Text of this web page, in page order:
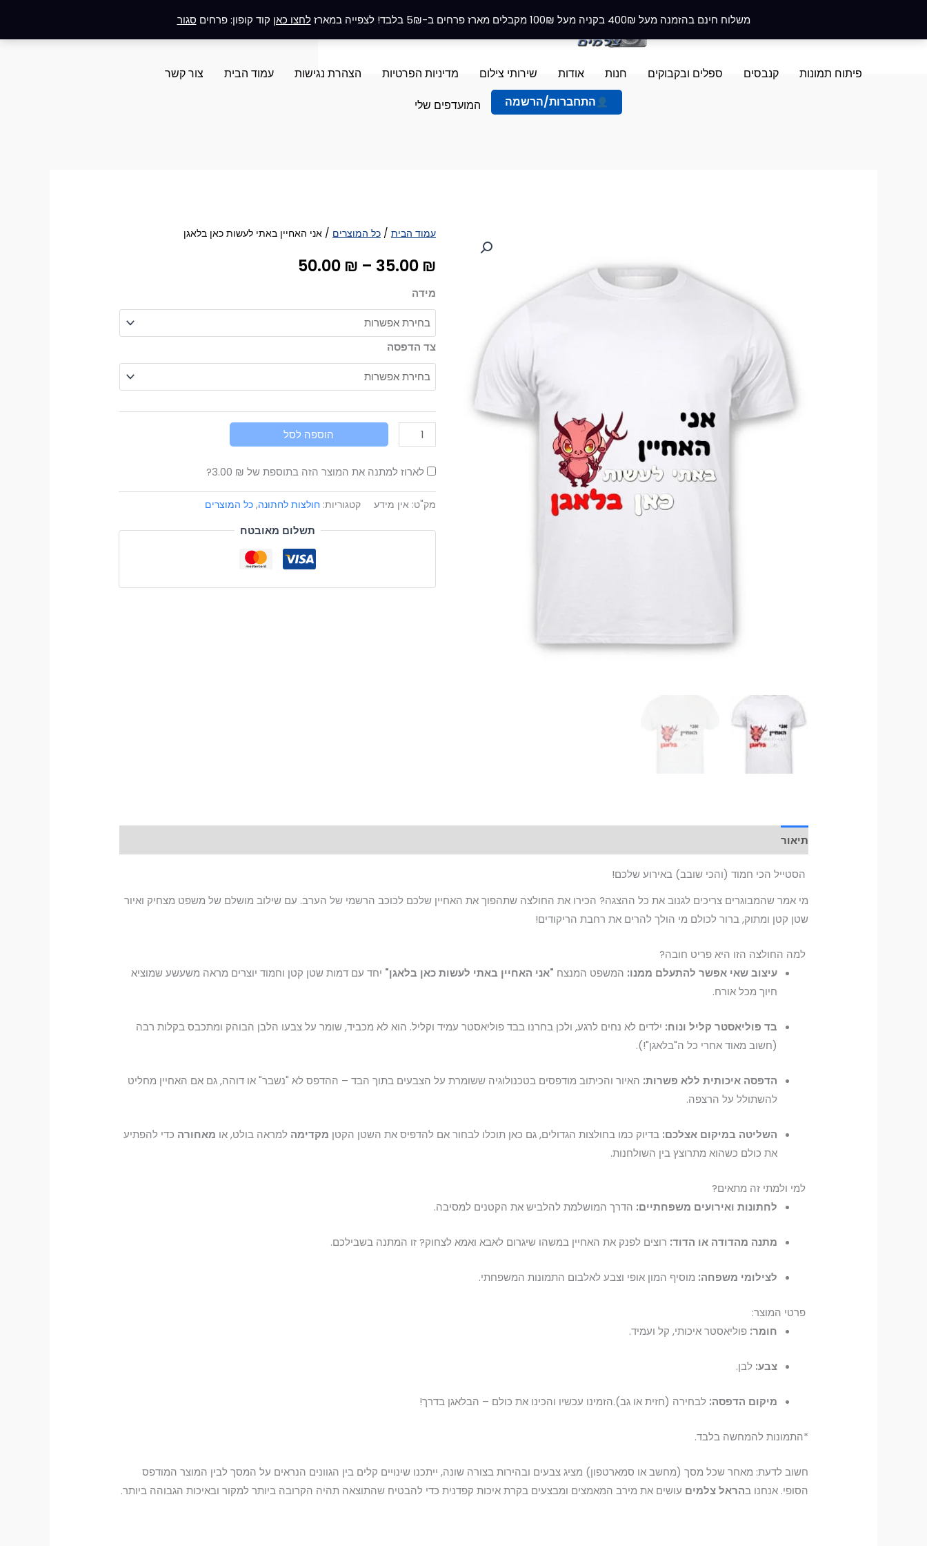
משלוח חינם בהזמנה מעל 400₪ בקניה מעל 100₪ מקבלים מארז פרחים ב-5₪ בלבד! לצפייה במארז לחצו כאן קוד קופון: פרחים סגור
פיתוח תמונות קנבסים ספלים ובקבוקים חנות אודות שירותי צילום מדיניות הפרטיות הצהרת נגישות עמוד הבית
צור קשר
התחברות/הרשמה
המועדפים שלי
עמוד הבית / כל המוצרים / אני האחיין באתי לעשות כאן בלאגן
35.00 ₪
–
50.00 ₪
טווח
מידה
צד הדפסה
כמות
אני
האחיין
באתי
לעשות
כאן
בלאגן
הוספה לסל
לארוז למתנה את המוצר הזה בתוספת של 3.00 ₪
?
מק"ט: אין מידע קטגוריות: חולצות לחתונה, כל המוצרים
תשלום מאובטח
תיאור
הסטייל הכי חמוד (והכי שובב) באירוע שלכם!
מי אמר שהמבוגרים צריכים לגנוב את כל ההצגה? הכירו את החולצה שתהפוך את האחיין שלכם לכוכב הרשמי של הערב. עם שילוב מושלם של משפט מצחיק ואיור
שטן קטן ומתוק, ברור לכולם מי הולך להרים את רחבת הריקודים!
למה החולצה הזו היא פריט חובה?
עיצוב שאי אפשר להתעלם ממנו: המשפט המנצח "אני האחיין באתי לעשות כאן בלאגן" יחד עם דמות שטן קטן וחמוד יוצרים מראה משעשע שמוציא
חיוך מכל אורח.
בד פוליאסטר קליל ונוח: ילדים לא נחים לרגע, ולכן בחרנו בבד פוליאסטר עמיד וקליל. הוא לא מכביד, שומר על צבעו הלבן הבוהק ומתכבס בקלות רבה
(חשוב מאוד אחרי כל ה"בלאגן"!).
הדפסה איכותית ללא פשרות: האיור והכיתוב מודפסים בטכנולוגיה ששומרת על הצבעים בתוך הבד – ההדפס לא "נשבר" או דוהה, גם אם האחיין מחליט
להשתולל על הרצפה.
השליטה במיקום אצלכם: בדיוק כמו בחולצות הגדולים, גם כאן תוכלו לבחור אם להדפיס את השטן הקטן מקדימה למראה בולט, או מאחורה כדי להפתיע
את כולם כשהוא מתרוצץ בין השולחנות.
למי ולמתי זה מתאים?
לחתונות ואירועים משפחתיים: הדרך המושלמת להלביש את הקטנים למסיבה.
מתנה מהדודה או הדוד: רוצים לפנק את האחיין במשהו שיגרום לאבא ואמא לצחוק? זו המתנה בשבילכם.
לצילומי משפחה: מוסיף המון אופי וצבע לאלבום התמונות המשפחתי.
פרטי המוצר:
חומר: פוליאסטר איכותי, קל ועמיד.
צבע: לבן.
מיקום הדפסה: לבחירה (חזית או גב).הזמינו עכשיו והכינו את כולם – הבלאגן בדרך!
*התמונות להמחשה בלבד.
חשוב לדעת: מאחר שכל מסך (מחשב או סמארטפון) מציג צבעים ובהירות בצורה שונה, ייתכנו שינויים קלים בין הגוונים הנראים על המסך לבין המוצר המודפס
הסופי. אנחנו בהראל צלמים עושים את מירב המאמצים ומבצעים בקרת איכות קפדנית כדי להבטיח שהתוצאה תהיה הקרובה ביותר למקור ובאיכות הגבוהה ביותר.